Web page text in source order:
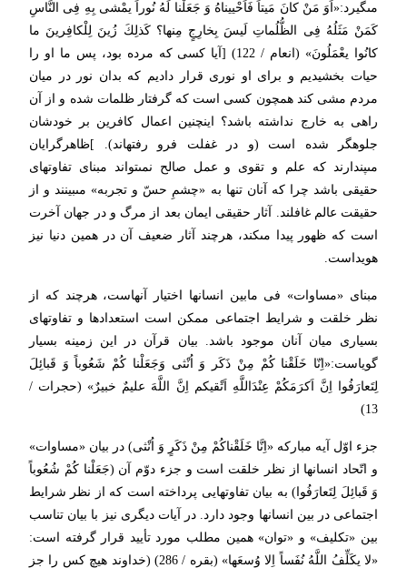
مى‏گیرد:«اَوَ مَنْ كانَ مَیتاً فَاَحْییناهُ وَ جَعَلْنا لَهُ نُوراً یمْشى بِهِ فِى النَّاسِ
كَمَنْ مَثَلُهُ فِى الظُّلُماتِ لَیسَ بِخارِجٍ مِنها؟ كَذلِكَ زُینَ لِلْكافِرینَ ما
كانُوا یعْمَلُونَ» (انعام / 122) [آیا كسى كه مرده بود، پس ما او را
حیات بخشیدیم و براى او نورى قرار دادیم كه بدان نور در میان
مردم مشى كند همچون كسى است كه گرفتار ظلمات شده و از آن
راهى به خارج نداشته باشد؟ اینچنین اعمال كافرین بر خودشان
جلوه‏گر شده است (و در غفلت فرو رفته‏اند). ]ظاهرگرایان
مى‏پندارند كه علم و تقوى‏ و عمل صالح نمى‏تواند مبناى تفاوتهاى
حقیقى باشد چرا كه آنان تنها به «چشمِ حسّ و تجربه» مى‏بینند و از
حقیقت عالم غافلند. آثار حقیقى ایمان بعد از مرگ و در جهان آخرت
است كه ظهور پیدا مى‏كند، هرچند آثار ضعیف آن در همین دنیا نیز
هویداست.
مبناى «مساوات» فى مابین انسانها اختیار آنهاست، هرچند كه از
نظر خلقت و شرایط اجتماعى ممكن است استعدادها و تفاوتهاى
بسیارى میان آنان موجود باشد. بیان قرآن در این زمینه بسیار
گویاست:«اِنّا خَلَقْنا كُمْ مِنْ ذَكَر وَ اُنْثى‏ وَجَعَلْنا كُمْ شَعُوباً وَ قَبائِلَ
لِتَعارَفُوا اِنَّ اَكرَمَكُمْ عِنْدَاللَّهِ اَتْقیكم اِنَّ اللَّهَ علیمٌ خبیرٌ» (حجرات /
13)
جزء اوّل آیه مباركه «اِنَّا خَلَقْناكُمْ مِنْ ذَكَرٍ وَ اُنْثى‏) در بیان «مساوات»
و اتّحاد انسانها از نظر خلقت است و جزء دوّم آن (جَعَلْنا كُمْ شُعُوباً
وَ قَبائِلَ لِتَعارَفُوا) به بیان تفاوتهایى پرداخته است كه از نظر شرایط
اجتماعى در بین انسانها وجود دارد. در آیات دیگرى نیز با بیان تناسب
بین «تكلیف» و «توان» همین مطلب مورد تأیید قرار گرفته است:
«لا یكَلِّفُ اللَّهُ نُفَساً اِلا وُسعَها» (بقره / 286) (خداوند هیچ كس را جز